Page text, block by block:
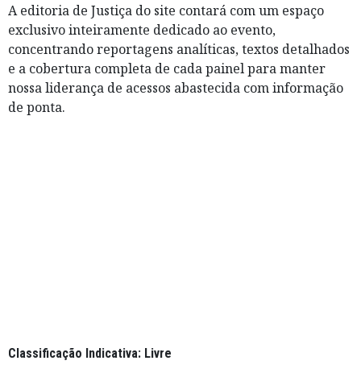
A editoria de Justiça do site contará com um espaço
exclusivo inteiramente dedicado ao evento,
concentrando reportagens analíticas, textos detalhados
e a cobertura completa de cada painel para manter
nossa liderança de acessos abastecida com informação
de ponta.
Classificação Indicativa: Livre